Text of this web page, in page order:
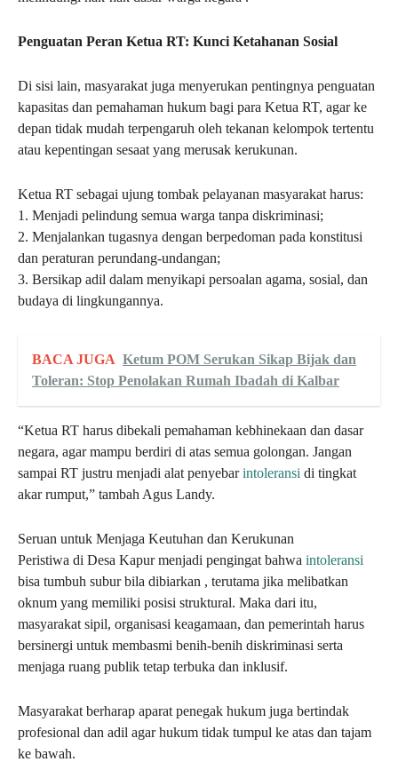
Penguatan Peran Ketua RT: Kunci Ketahanan Sosial
Di sisi lain, masyarakat juga menyerukan pentingnya penguatan
kapasitas dan pemahaman hukum bagi para Ketua RT, agar ke
depan tidak mudah terpengaruh oleh tekanan kelompok tertentu
atau kepentingan sesaat yang merusak kerukunan.
Ketua RT sebagai ujung tombak pelayanan masyarakat harus:
1. Menjadi pelindung semua warga tanpa diskriminasi;
2. Menjalankan tugasnya dengan berpedoman pada konstitusi
dan peraturan perundang-undangan;
3. Bersikap adil dalam menyikapi persoalan agama, sosial, dan
budaya di lingkungannya.
BACA JUGA Ketum POM Serukan Sikap Bijak dan
Toleran: Stop Penolakan Rumah Ibadah di Kalbar
“Ketua RT harus dibekali pemahaman kebhinekaan dan dasar
negara, agar mampu berdiri di atas semua golongan. Jangan
sampai RT justru menjadi alat penyebarintoleransi di tingkat
akar rumput,” tambah Agus Landy.
Seruan untuk Menjaga Keutuhan dan Kerukunan
Peristiwa di Desa Kapur menjadi pengingat bahwa intoleransi
bisa tumbuh subur bila dibiarkan , terutama jika melibatkan
oknum yang memiliki posisi struktural. Maka dari itu,
masyarakat sipil, organisasi keagamaan, dan pemerintah harus
bersinergi untuk membasmi benih-benih diskriminasi serta
menjaga ruang publik tetap terbuka dan inklusif.
Masyarakat berharap aparat penegak hukum juga bertindak
profesional dan adil agar hukum tidak tumpul ke atas dan tajam
ke bawah.